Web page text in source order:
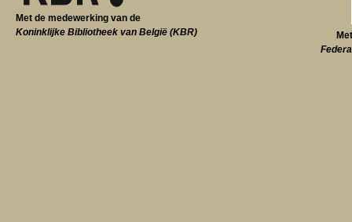
Met de medewerking van de
Koninklijke Bibliotheek van België (KBR)